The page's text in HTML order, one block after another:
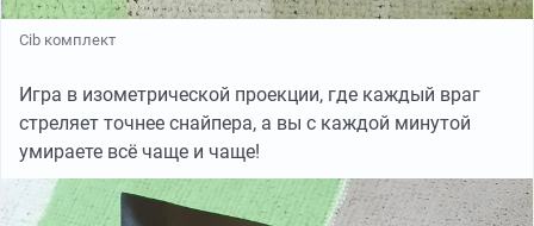
Cib комплект
Игра в изометрической проекции, где каждый враг
стреляет точнее снайпера, а вы с каждой минутой
умираете всё чаще и чаще!